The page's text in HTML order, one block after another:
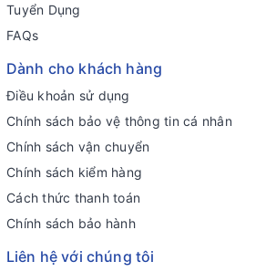
Tuyển Dụng
FAQs
Dành cho khách hàng
Điều khoản sử dụng
Chính sách bảo vệ thông tin cá nhân
Chính sách vận chuyển
Chính sách kiểm hàng
Cách thức thanh toán
Chính sách bảo hành
Liên hệ với chúng tôi